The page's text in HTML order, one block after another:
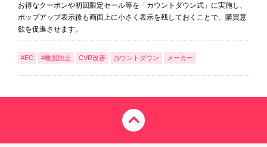
お得なクーポンや初回限定セール等を「カウントダウン式」に実施し、
ポップアップ表示後も画面上に小さく表示を残しておくことで、購買意
欲を促進させます。
#EC #離脱防止 CVR改善 カウントダウン メーカー